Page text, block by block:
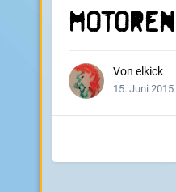
Motoren
Von elkick
15. Juni 2015